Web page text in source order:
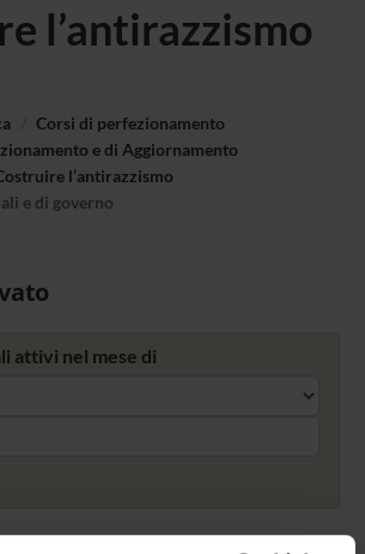
l’antirazzismo
Corsi di perfezionamento
e di Aggiornamento
l’antirazzismo
e di governo
attivi nel mese di